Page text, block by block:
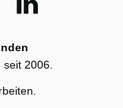
2006.